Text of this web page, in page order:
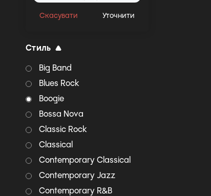
Скасувати Уточнити
Стиль
Big Band
Blues Rock
Boogie
Bossa Nova
Classic Rock
Classical
Contemporary Classical
Contemporary Jazz
Contemporary R&B